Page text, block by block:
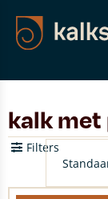
kalk met
Filters